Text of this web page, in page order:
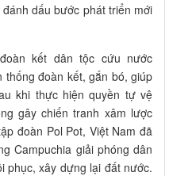
dấu bước phát triển mới
kết dân tộc cứu nước
đoàn kết, gắn bó, giúp
khi thực hiện quyền tự vệ
gây chiến tranh xâm lược
đoàn Pol Pot, Việt Nam đã
Campuchia giải phóng dân
phục, xây dựng lại đất nước.